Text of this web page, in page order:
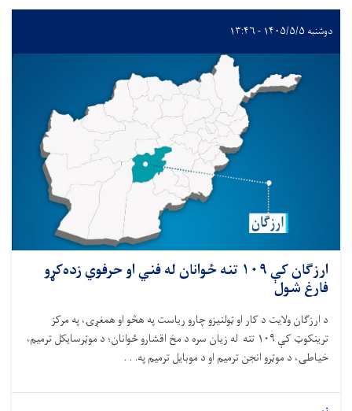
دوشنبه ۱۴۰۵/۵/۵ - ۱۳:۴۶
ارزګان کې ۱۰۹ تنه ځوانان له فني او حرفوي زده‌کړو
فارغ شول
د ارزګان ولایت د کار او ټولنیزو چارو ریاست په هڅو او همغږۍ، په مرکز
ترینکوټ کې ۱۰۹ تنه له زیان سره د مخ اقشارو ځوانان؛ د موټرسایکل ترمیم،
خیاطۍ، د موټرو انجن ترمیم او د موبایل ترمیم په. . .